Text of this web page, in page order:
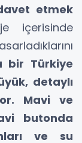
etmek
içerisinde
bir Türkiye
detaylı
Mavi ve
butonda
ve su